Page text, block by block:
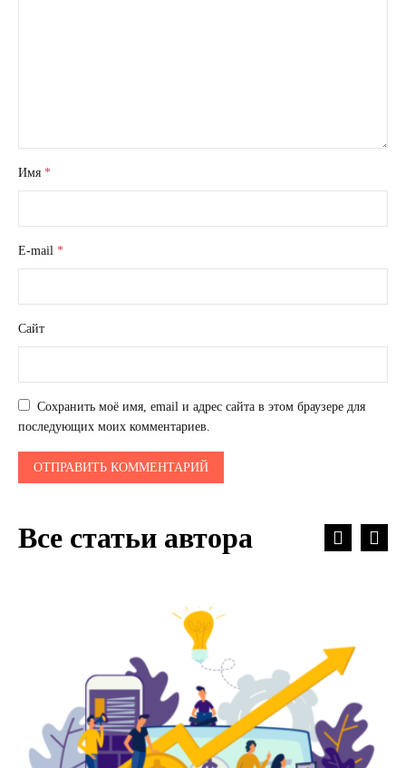
Имя *
E-mail *
Сайт
Сохранить моё имя, email и адрес сайта в этом браузере для
последующих моих комментариев.
Все статьи автора